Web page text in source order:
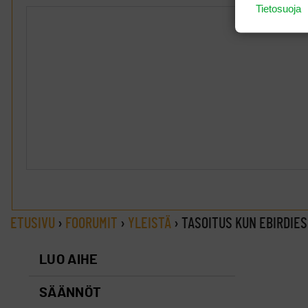
ETUSIVU › FOORUMIT › YLEISTÄ › TASOITUS KUN
LUO AIHE
SÄÄNNÖT
Tietosuoja